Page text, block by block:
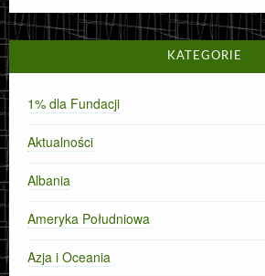
KATEGORIE
1% dla Fundacji
Aktualności
Albania
Ameryka Południowa
Azja i Oceania